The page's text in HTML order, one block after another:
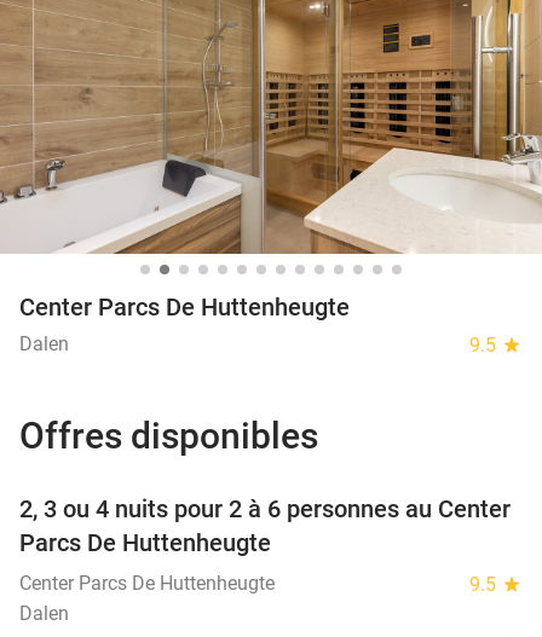
Center Parcs De Huttenheugte
Dalen 9.5 star
Offres disponibles
2, 3 ou 4 nuits pour 2 à 6 personnes au Center
Parcs De Huttenheugte
Center Parcs De Huttenheugte 9.5 star
Dalen